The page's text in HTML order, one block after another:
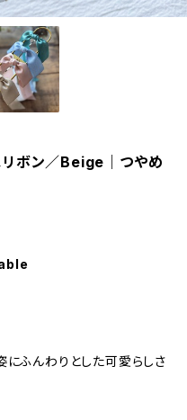
リボン／Beige｜つやめ
にふんわりとした可愛らしさ